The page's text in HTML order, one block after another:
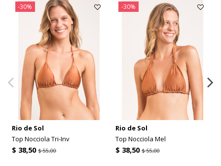
-30%
Rio de Sol
Top Nocciola Tri-Inv
$ 38,50$ 55,00
-30%
Rio de Sol
Top Nocciola Mel
$ 38,50 $ 55,00